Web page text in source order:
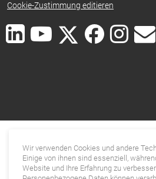
Cookie-Zustimmung editieren
Wir verwenden Cookies und andere
Einige von ihnen sind essenziell,
Website und Ihre Erfahrung zu